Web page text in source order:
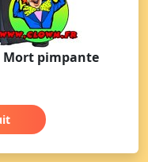
Mort pimpante